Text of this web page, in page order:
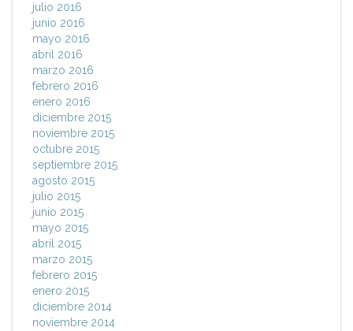
julio 2016
junio 2016
mayo 2016
abril 2016
marzo 2016
febrero 2016
enero 2016
diciembre 2015
noviembre 2015
octubre 2015
septiembre 2015
agosto 2015
julio 2015
junio 2015
mayo 2015
abril 2015
marzo 2015
febrero 2015
enero 2015
diciembre 2014
noviembre 2014